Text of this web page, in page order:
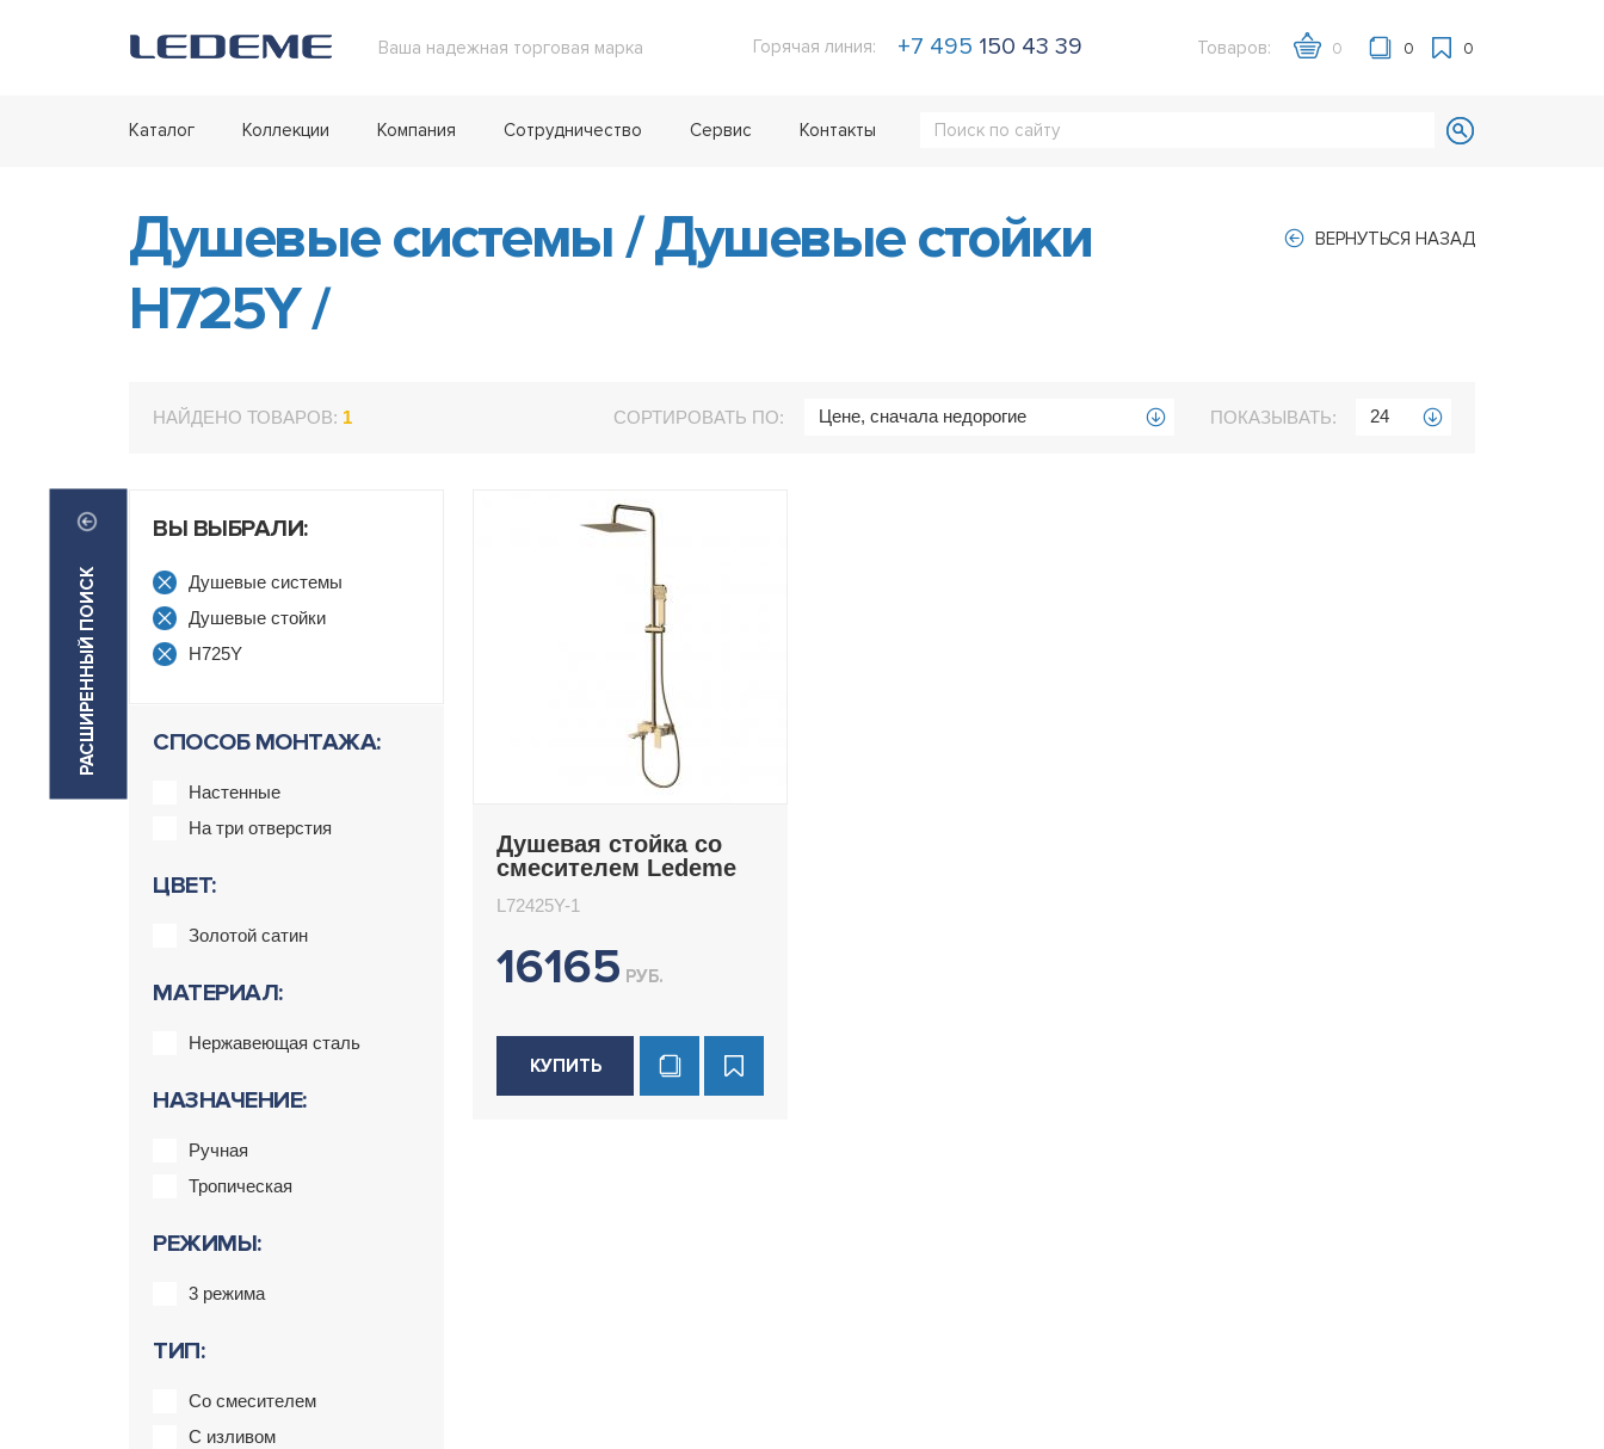
Ваша надежная торговая марка Горячая линия: +7 495 150 43 39 Товаров: 0 0 0
Каталог Коллекции Компания Сотрудничество Сервис Контакты
ВЕРНУТЬСЯ НАЗАД
Душевые системы/Душевые стойки
H725Y/
НАЙДЕНО ТОВАРОВ: 1 СОРТИРОВАТЬ ПО: Цене, сначала недорогие ПОКАЗЫВАТЬ: 24
РАСШИРЕННЫЙ ПОИСК
ВЫ ВЫБРАЛИ:
Душевые системы
Душевые стойки
H725Y
СПОСОБ МОНТАЖА:
Настенные
На три отверстия
ЦВЕТ:
Золотой сатин
МАТЕРИАЛ:
Нержавеющая сталь
НАЗНАЧЕНИЕ:
Ручная
Тропическая
РЕЖИМЫ:
3 режима
ТИП:
Со смесителем
С изливом
Душевая стойка со
смесителем Ledeme
L72425Y-1
16165 РУБ.
КУПИТЬ